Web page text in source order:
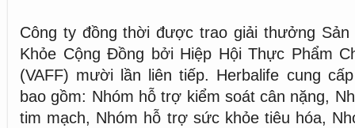
Công ty đồng thời được trao giải thưởng
Khỏe Cộng Đồng bởi Hiệp Hội Thực Phẩm
(VAFF) mười lần liên tiếp. Herbalife cung
bao gồm: Nhóm hỗ trợ kiểm soát cân nặng,
tim mạch, Nhóm hỗ trợ sức khỏe tiêu hóa,